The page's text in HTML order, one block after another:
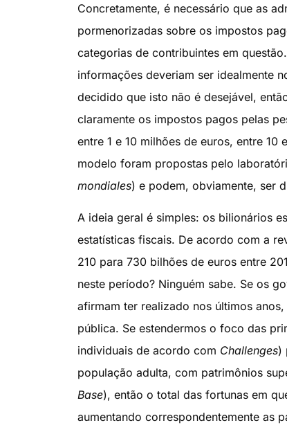
Concretamente, é necessário que as
pormenorizadas sobre os impostos
categorias de contribuintes em
informações deveriam ser idealmente
decidido que isto não é desejável,
claramente os impostos pagos pelas
entre 1 e 10 milhões de euros, entre 10
modelo foram propostas pelo
mondiales) e podem, obviamente, ser
A ideia geral é simples: os bilionários
estatísticas fiscais. De acordo com a
210 para 730 bilhões de euros entre
neste período? Ninguém sabe. Se os
afirmam ter realizado nos últimos
pública. Se estendermos o foco das
individuais de acordo com Challenges)
população adulta, com patrimônios
Base), então o total das fortunas em
aumentando correspondentemente as